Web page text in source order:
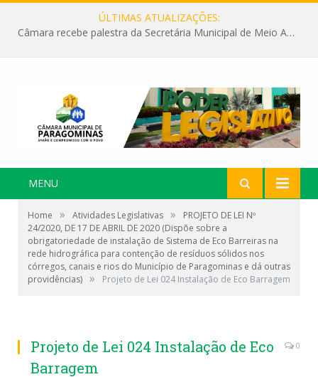
ÚLTIMAS ATUALIZAÇÕES:
Câmara recebe palestra da Secretária Municipal de Meio Ambiente sobre as ações da “SEMANA DO MEIO AMBIENTE”
MENU
Home » Atividades Legislativas »
PROJETO DE LEI Nº
24/2020, DE 17 DE ABRIL DE 2020 (Dispõe sobre a
obrigatoriedade de instalação de Sistema de Eco Barreiras na
rede hidrográfica para contenção de resíduos sólidos nos
córregos, canais e rios do Município de Paragominas e dá outras
providências) » Projeto de Lei 024 Instalação de Eco Barragem
Projeto de Lei 024 Instalação de Eco
Barragem
0